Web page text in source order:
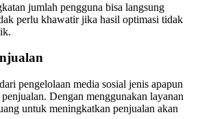
jumlah pengguna bisa langsung
perlu khawatir jika hasil optimasi tidak
pengelolaan media sosial jenis apapun
Dengan menggunakan layanan
untuk meningkatkan penjualan akan